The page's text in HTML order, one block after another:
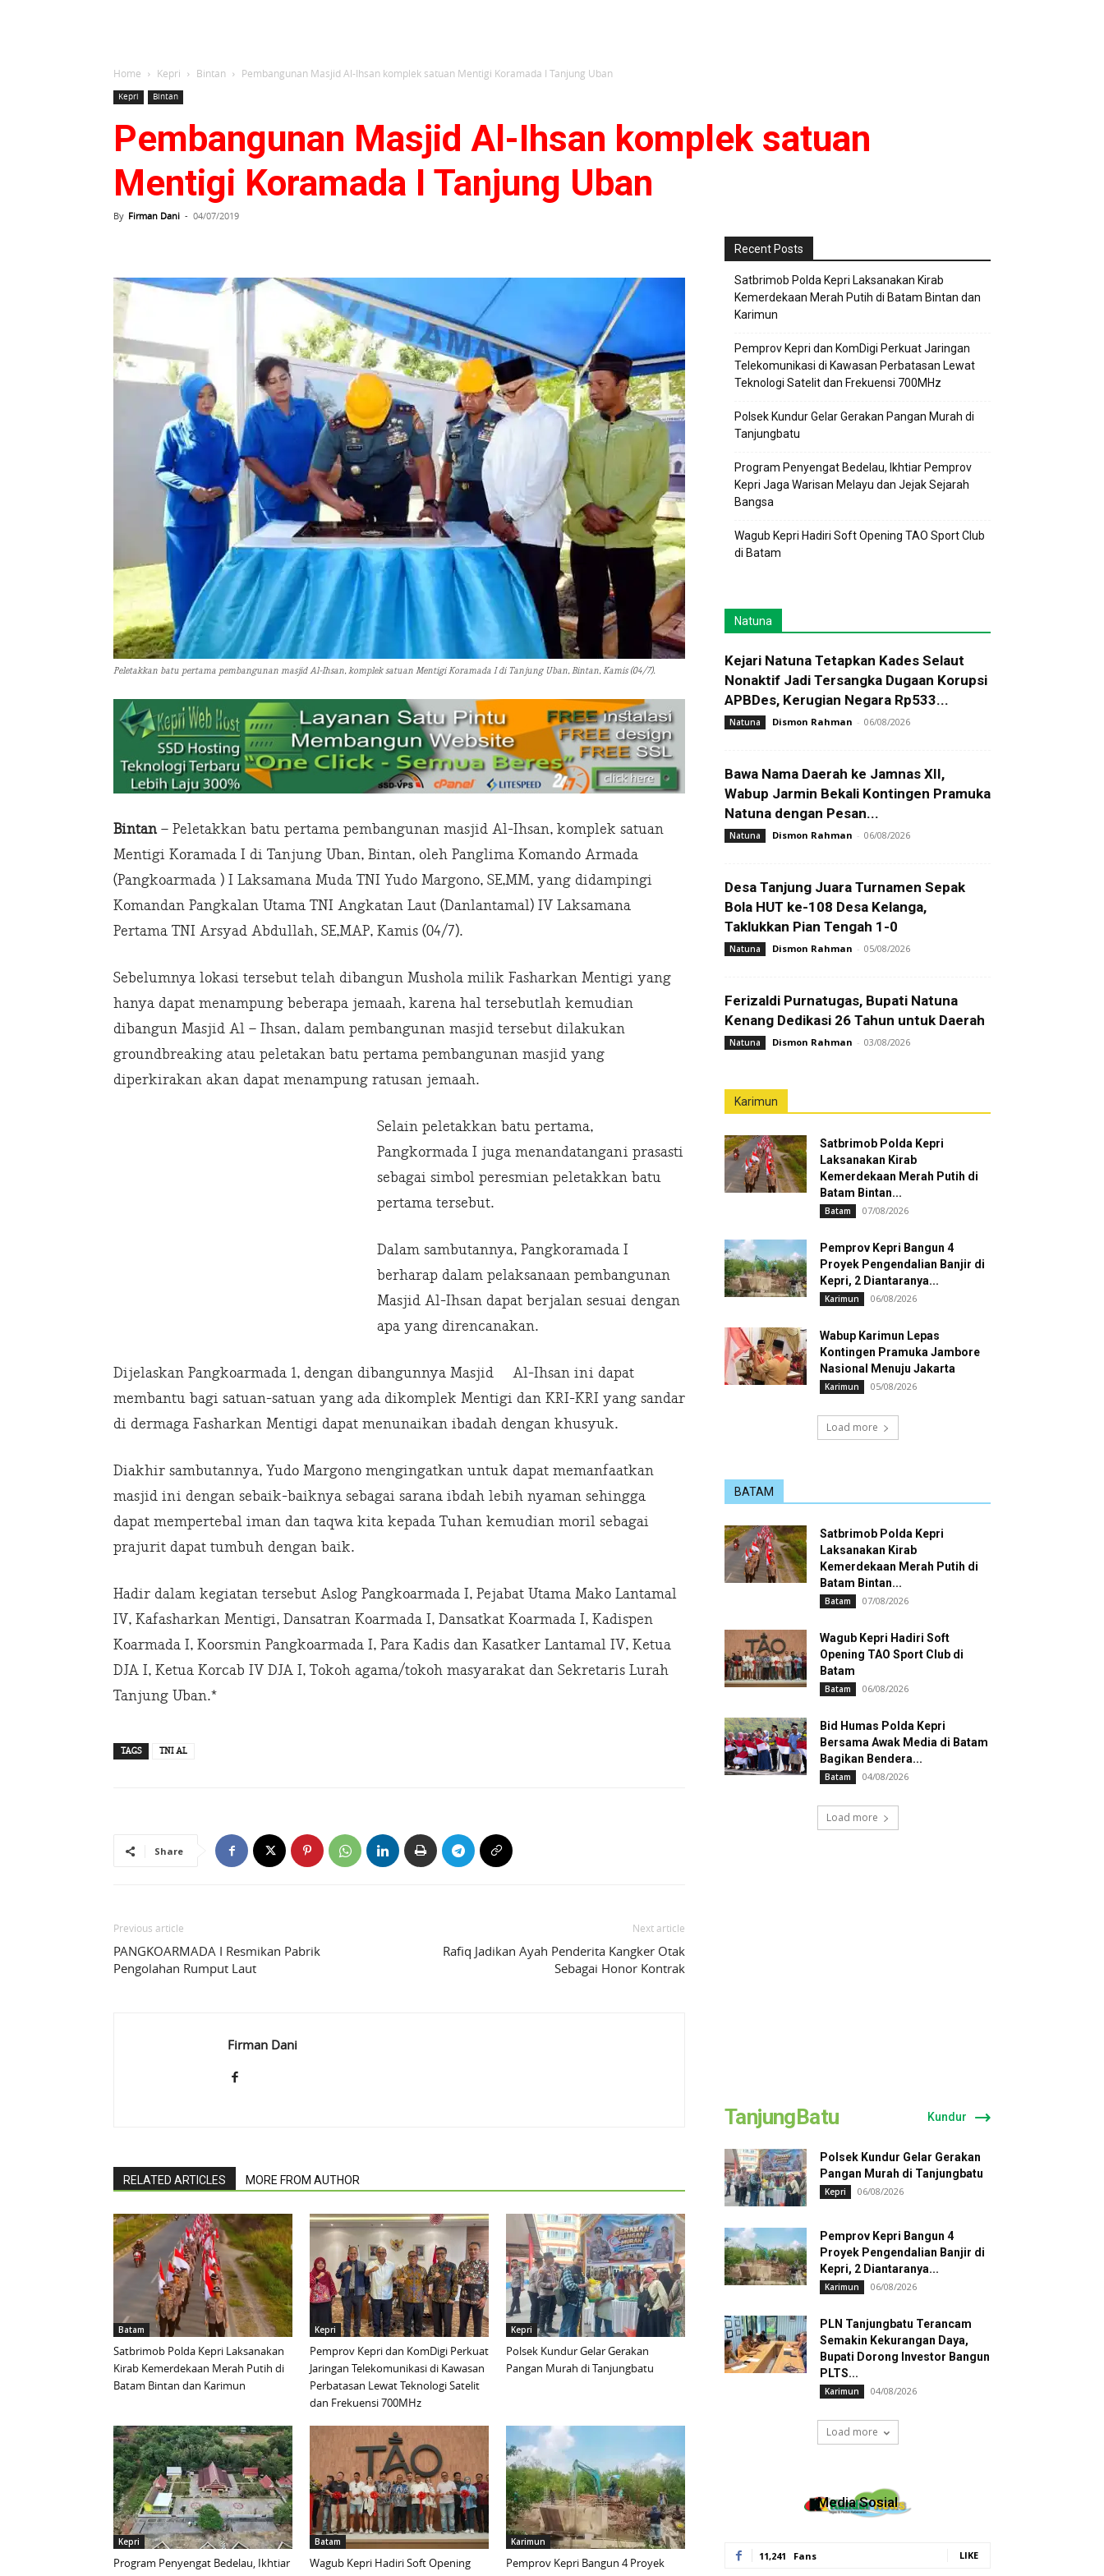
Home Kepri Bintan Pembangunan Masjid Al-Ihsan komplek satuan Mentigi Koramada I Tanjung Uban
Kepri Bintan
Pembangunan Masjid Al-Ihsan komplek satuan
Mentigi Koramada I Tanjung Uban
By Firman Dani - 04/07/2019
Peletakkan batu pertama pembangunan masjid Al-Ihsan, komplek satuan Mentigi Koramada I di Tanjung Uban, Bintan, Kamis (04/7).
Bintan– Peletakkan batu pertama pembangunan masjid Al-Ihsan, komplek satuan
Mentigi Koramada I di Tanjung Uban, Bintan, oleh Panglima Komando Armada
(Pangkoarmada ) I Laksamana Muda TNI Yudo Margono, SE,MM, yang didampingi
Komandan Pangkalan Utama TNI Angkatan Laut (Danlantamal) IV Laksamana
Pertama TNI Arsyad Abdullah, SE,MAP, Kamis (04/7).
Sebelumnya lokasi tersebut telah dibangun Mushola milik Fasharkan Mentigi yang
hanya dapat menampung beberapa jemaah, karena hal tersebutlah kemudian
dibangun Masjid Al – Ihsan, dalam pembangunan masjid tersebut dilakukan
groundbreaking atau peletakan batu pertama pembangunan masjid yang
diperkirakan akan dapat menampung ratusan jemaah.
Selain peletakkan batu pertama,
Pangkormada I juga menandatangani prasasti
sebagai simbol peresmian peletakkan batu
pertama tersebut.
Dalam sambutannya, Pangkoramada I
berharap dalam pelaksanaan pembangunan
Masjid Al-Ihsan dapat berjalan sesuai dengan
apa yang direncanakan.
Dijelaskan Pangkoarmada 1, dengan dibangunnya Masjid Al-Ihsan ini dapat
membantu bagi satuan-satuan yang ada dikomplek Mentigi dan KRI-KRI yang sandar
di dermaga Fasharkan Mentigi dapat menunaikan ibadah dengan khusyuk.
Diakhir sambutannya, Yudo Margono mengingatkan untuk dapat memanfaatkan
masjid ini dengan sebaik-baiknya sebagai sarana ibdah lebih nyaman sehingga
dapat mempertebal iman dan taqwa kita kepada Tuhan kemudian moril sebagai
prajurit dapat tumbuh dengan baik.
Hadir dalam kegiatan tersebut Aslog Pangkoarmada I, Pejabat Utama Mako Lantamal
IV, Kafasharkan Mentigi, Dansatran Koarmada I, Dansatkat Koarmada I, Kadispen
Koarmada I, Koorsmin Pangkoarmada I, Para Kadis dan Kasatker Lantamal IV, Ketua
DJA I, Ketua Korcab IV DJA I, Tokoh agama/tokoh masyarakat dan Sekretaris Lurah
Tanjung Uban.*
TAGS TNI AL
Share
Previous article
PANGKOARMADA I Resmikan Pabrik
Pengolahan Rumput Laut
Next article
Rafiq Jadikan Ayah Penderita Kangker Otak
Sebagai Honor Kontrak
Firman Dani
RELATED ARTICLES MORE FROM AUTHOR
Batam
Satbrimob Polda Kepri Laksanakan
Kirab Kemerdekaan Merah Putih di
Batam Bintan dan Karimun
Kepri
Pemprov Kepri dan KomDigi Perkuat
Jaringan Telekomunikasi di Kawasan
Perbatasan Lewat Teknologi Satelit
dan Frekuensi 700MHz
Kepri
Polsek Kundur Gelar Gerakan
Pangan Murah di Tanjungbatu
Kepri
Program Penyengat Bedelau, Ikhtiar
Batam
Wagub Kepri Hadiri Soft Opening
Karimun
Pemprov Kepri Bangun 4 Proyek
Recent Posts
Satbrimob Polda Kepri Laksanakan Kirab
Kemerdekaan Merah Putih di Batam Bintan dan
Karimun
Pemprov Kepri dan KomDigi Perkuat Jaringan
Telekomunikasi di Kawasan Perbatasan Lewat
Teknologi Satelit dan Frekuensi 700MHz
Polsek Kundur Gelar Gerakan Pangan Murah di
Tanjungbatu
Program Penyengat Bedelau, Ikhtiar Pemprov
Kepri Jaga Warisan Melayu dan Jejak Sejarah
Bangsa
Wagub Kepri Hadiri Soft Opening TAO Sport Club
di Batam
Natuna
Kejari Natuna Tetapkan Kades Selaut
Nonaktif Jadi Tersangka Dugaan Korupsi
APBDes, Kerugian Negara Rp533...
Natuna Dismon Rahman - 06/08/2026
Bawa Nama Daerah ke Jamnas XII,
Wabup Jarmin Bekali Kontingen Pramuka
Natuna dengan Pesan...
Natuna Dismon Rahman - 06/08/2026
Desa Tanjung Juara Turnamen Sepak
Bola HUT ke-108 Desa Kelanga,
Taklukkan Pian Tengah 1-0
Natuna Dismon Rahman - 05/08/2026
Ferizaldi Purnatugas, Bupati Natuna
Kenang Dedikasi 26 Tahun untuk Daerah
Natuna Dismon Rahman - 03/08/2026
Karimun
Satbrimob Polda Kepri
Laksanakan Kirab
Kemerdekaan Merah Putih di
Batam Bintan...
Batam 07/08/2026
Pemprov Kepri Bangun 4
Proyek Pengendalian Banjir di
Kepri, 2 Diantaranya...
Karimun 06/08/2026
Wabup Karimun Lepas
Kontingen Pramuka Jambore
Nasional Menuju Jakarta
Karimun 05/08/2026
Load more
BATAM
Satbrimob Polda Kepri
Laksanakan Kirab
Kemerdekaan Merah Putih di
Batam Bintan...
Batam 07/08/2026
Wagub Kepri Hadiri Soft
Opening TAO Sport Club di
Batam
Batam 06/08/2026
Bid Humas Polda Kepri
Bersama Awak Media di Batam
Bagikan Bendera...
Batam 04/08/2026
Load more
TanjungBatu Kundur
Polsek Kundur Gelar Gerakan
Pangan Murah di Tanjungbatu
Kepri 06/08/2026
Pemprov Kepri Bangun 4
Proyek Pengendalian Banjir di
Kepri, 2 Diantaranya...
Karimun 06/08/2026
PLN Tanjungbatu Terancam
Semakin Kekurangan Daya,
Bupati Dorong Investor Bangun
PLTS...
Karimun 04/08/2026
Load more
Media Sosial
11,241 Fans LIKE